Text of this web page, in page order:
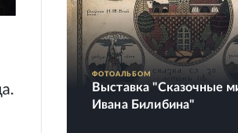
ФОТОАЛЬБОМ
Выставка "Сказочные
Ивана Билибина"